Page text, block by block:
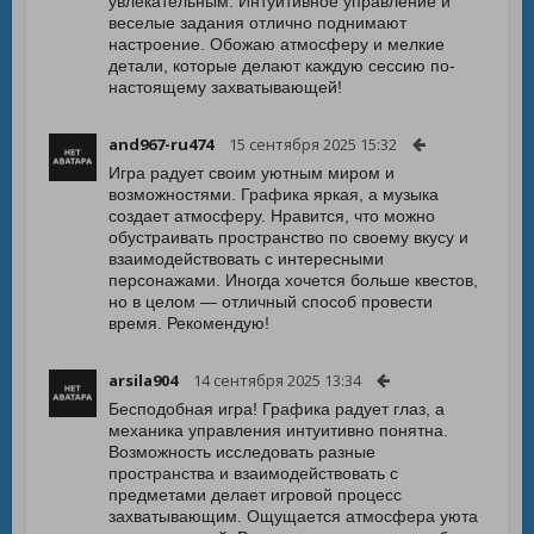
веселые задания отлично поднимают
настроение. Обожаю атмосферу и мелкие
детали, которые делают каждую сессию по-
настоящему захватывающей!
and967-ru474 15 сентября 2025 15:32
Игра радует своим уютным миром и
возможностями. Графика яркая, а музыка
создает атмосферу. Нравится, что можно
обустраивать пространство по своему вкусу и
взаимодействовать с интересными
персонажами. Иногда хочется больше квестов,
но в целом — отличный способ провести
время. Рекомендую!
arsila904 14 сентября 2025 13:34
Бесподобная игра! Графика радует глаз, а
механика управления интуитивно понятна.
Возможность исследовать разные
пространства и взаимодействовать с
предметами делает игровой процесс
захватывающим. Ощущается атмосфера уюта